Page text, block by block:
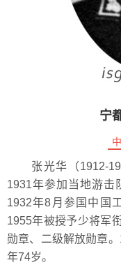
宁
张光华（1912-
1931年参加当地游击
1932年8月参国中国
1955年被授予少将军
勋章、二级解放勋章
年74岁。